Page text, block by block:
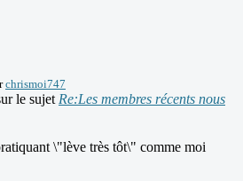
chrismoi747
le sujetRe:Les membres récents nous
\"lève très tôt\" comme moi